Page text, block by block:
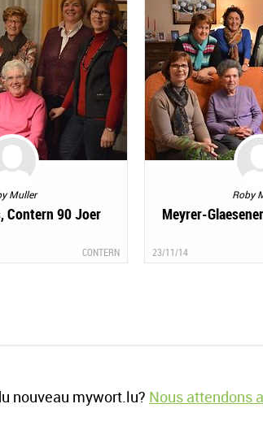
Muller
Contern 90 Joer
CONTERN
Roby
Meyrer-
23/11/14
nouveau mywort.lu? Nous attendons